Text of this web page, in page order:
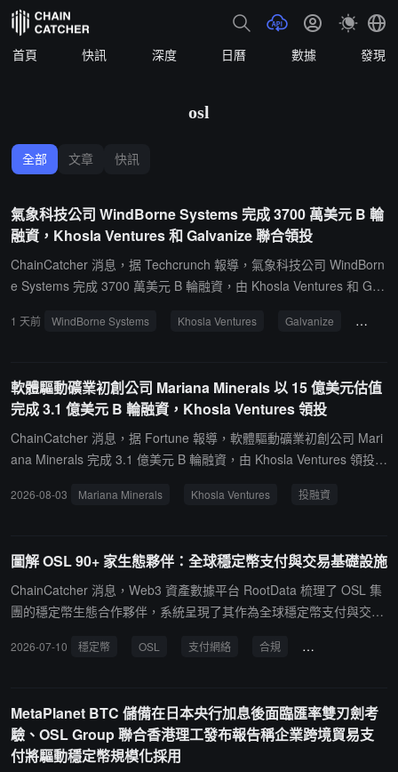
首頁 快訊 深度 日曆 數據 發現
osl
全部 文章 快訊
氣象科技公司 WindBorne Systems 完成 3700 萬美元 B 輪
融資，Khosla Ventures 和 Galvanize 聯合領投
ChainCatcher 消息，据 Techcrunch 報導，氣象科技公司 WindBorn
e Systems 完成 3700 萬美元 B 輪融資，由 Khosla Ventures 和 Gal
氣象數據並接入 AI 預測模型，目前全球有 20 個發射點、約 600 個
測，服務於金融、農業等多個行業。
1 天前 WindBorne Systems Khosla Ventures Galvanize 投融资
軟體驅動礦業初創公司 Mariana Minerals 以 15 億美元估值
完成 3.1 億美元 B 輪融資，Khosla Ventures 領投
ChainCatcher 消息，据 Fortune 報導，軟體驅動礦業初創公司 Mari
ana Minerals 完成 3.1 億美元 B 輪融資，由 Khosla Ventures 領投，
Greenoaks、BHP Ventures、三菱商事等機構參投。至此，公司累計
金山，致力於以軟體技術重塑傳統採礦業。公司目前運營兩座礦山：
位於猶他州的 Copper One（銅礦，目標年產精煉銅 5 萬噸）和位於
德克薩斯州的 Lithium One（鋰礦，預計 2027 年投入商業生產）。
2026-08-03 Mariana Minerals Khosla Ventures 投融資
圖解 OSL 90+ 家生態夥伴：全球穩定幣支付與交易基礎設施
ChainCatcher 消息，Web3 資產數據平台 RootData 梳理了 OSL 集
團的穩定幣生態合作夥伴，系統呈現了其作為全球穩定幣支付與交易
底層安全的全面佈局。核心穩定幣支付網絡：以 Anchorage 發行、O
部穩定幣發行商合作共拓穩定幣生態；通過拓展自有渠道及收購 Ban
xa，接入和協同 Visa、MasterCard、WorldPay、GoldStack、Yello
w Card 等提現與充值及支付網絡；並由渣打、星展等頭部銀行提供
2026-07-10 穩定幣 OSL 支付網絡 合規 生態合作夥伴
MetaPlanet BTC 儲備在日本央行加息後面臨匯率雙刃劍考
驗、OSL Group 聯合香港理工發布報告稱企業跨境貿易支
付將驅動穩定幣規模化採用